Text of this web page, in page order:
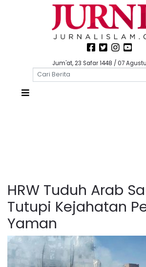
Jum'at, 23 Safar 1448 / 07
HRW Tuduh Arab
Tutupi Kejahatan
Yaman